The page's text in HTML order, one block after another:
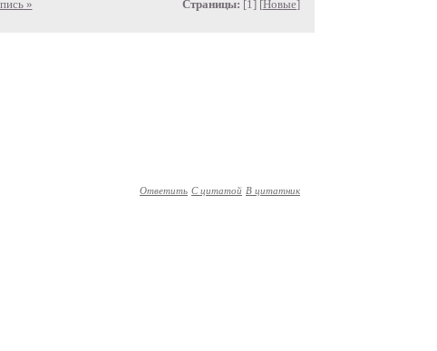
» Страницы: [1] [Новые]
Ответить С цитатой В цитатник